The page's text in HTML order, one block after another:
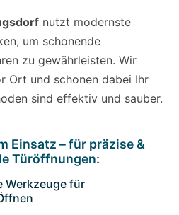
nutzt modernste
um schonende
zu gewährleisten. Wir
Ort und schonen dabei Ihr
sind effektiv und sauber.
Einsatz – für präzise &
Türöffnungen:
Werkzeuge für